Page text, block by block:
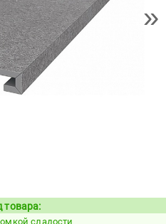
»
Код:
936970
товара:
сладости